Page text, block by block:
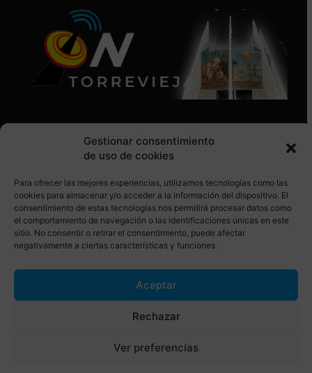
Gestionar consentimiento
de uso de cookies
Para ofrecer las mejores experiencias, utilizamos tecnologías como las
cookies para almacenar y/o acceder a la información del dispositivo. El
consentimiento de estas tecnologías nos permitirá procesar datos como
el comportamiento de navegación o las identificaciones únicas en este
sitio. No consentir o retirar el consentimiento, puede afectar
negativamente a ciertas características y funciones.
Aceptar
Rechazar
Ver preferencias
SÍGUENOS EN REDES SOCIALES
© Torrevieja ON. Desarrollado por